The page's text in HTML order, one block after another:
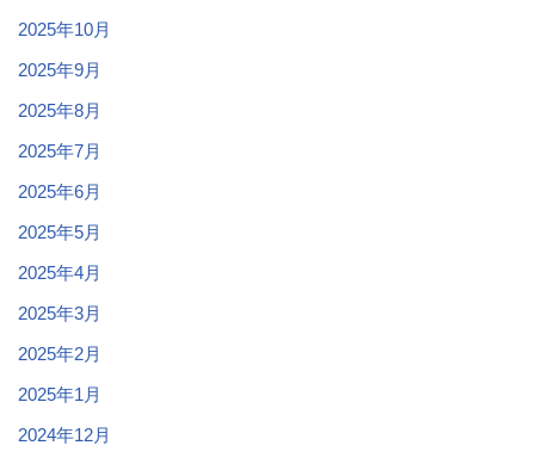
2025年10月
2025年9月
2025年8月
2025年7月
2025年6月
2025年5月
2025年4月
2025年3月
2025年2月
2025年1月
2024年12月